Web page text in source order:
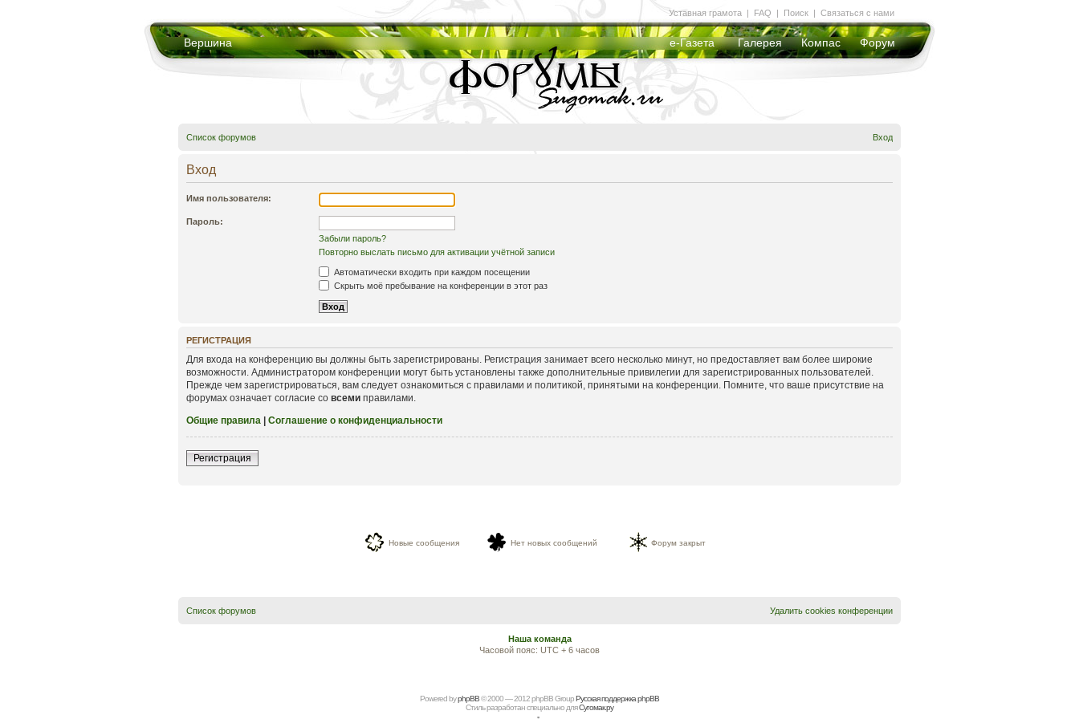
Вершина е-Газета Галерея Компас Форум
Уставная грамота | FAQ | Поиск | Связаться с нами
Список форумов Вход
Вход
Имя пользователя:
Пароль:
Забыли пароль?
Повторно выслать письмо для активации учётной записи
Автоматически входить при каждом посещении
Скрыть моё пребывание на конференции в этот раз
РЕГИСТРАЦИЯ
Для входа на конференцию вы должны быть зарегистрированы. Регистрация занимает всего несколько минут, но предоставляет вам более широкие
возможности. Администратором конференции могут быть установлены также дополнительные привилегии для зарегистрированных пользователей.
Прежде чем зарегистрироваться, вам следует ознакомиться с правилами и политикой, принятыми на конференции. Помните, что ваше присутствие на
форумах означает согласие со всеми правилами.
Общие правила | Соглашение о конфиденциальности
Регистрация
Новые сообщения Нет новых сообщений Форум закрыт
Список форумов Удалить cookies конференции
Наша команда
Часовой пояс: UTC + 6 часов
Powered byрhрBВ© 2000 — 2012 рhрBВ GrоupРусская поддержка phpBB
Стиль разработан специально дляСугомак.ру